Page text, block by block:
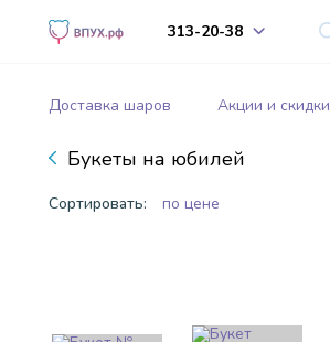
313-20-38
Доставка шаров Акции и скидки
Букеты на юбилей
Сортировать: по цене